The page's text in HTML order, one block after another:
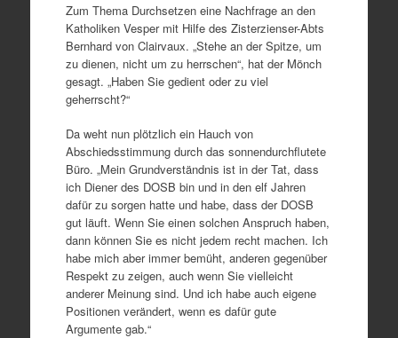
Zum Thema Durchsetzen eine Nachfrage an den
Katholiken Vesper mit Hilfe des Zisterzienser-Abts
Bernhard von Clairvaux. „Stehe an der Spitze, um
zu dienen, nicht um zu herrschen“, hat der Mönch
gesagt. „Haben Sie gedient oder zu viel
geherrscht?“
Da weht nun plötzlich ein Hauch von
Abschiedsstimmung durch das sonnendurchflutete
Büro. „Mein Grundverständnis ist in der Tat, dass
ich Diener des DOSB bin und in den elf Jahren
dafür zu sorgen hatte und habe, dass der DOSB
gut läuft. Wenn Sie einen solchen Anspruch haben,
dann können Sie es nicht jedem recht machen. Ich
habe mich aber immer bemüht, anderen gegenüber
Respekt zu zeigen, auch wenn Sie vielleicht
anderer Meinung sind. Und ich habe auch eigene
Positionen verändert, wenn es dafür gute
Argumente gab.“